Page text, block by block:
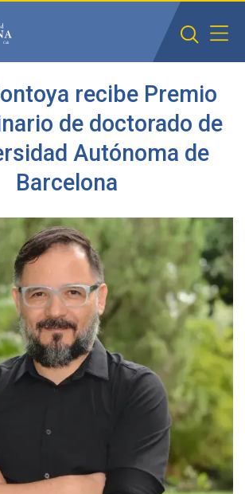
recibe Premio
de doctorado de
Autónoma de
Barcelona